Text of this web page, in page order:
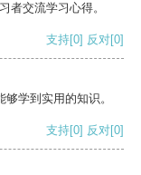
者交流学习心得。
支持[0] 反对[0]
学到实用的知识。
支持[0] 反对[0]